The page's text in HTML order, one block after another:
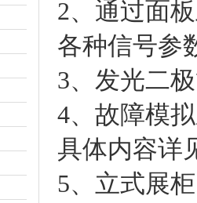
2、通过面
各种信号参
3、发光二
4、故障模
具体内容详
5、立式展